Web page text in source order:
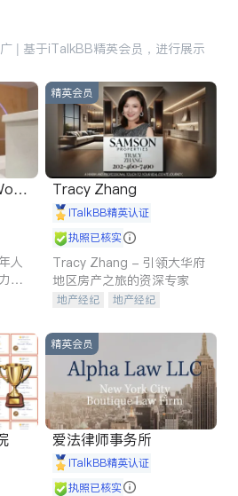
| 基于iTalkBB精英会员，进行展示
人
于
效
精英会员
Tracy Zhang
iTalkBB精英认证
执照已核实
Tracy Zhang - 引领大华府
地区房产之旅的资深专家
地产经纪
地产经纪
商铺租售
精英会员
爱法律师事务所
iTalkBB精英认证
执照已核实